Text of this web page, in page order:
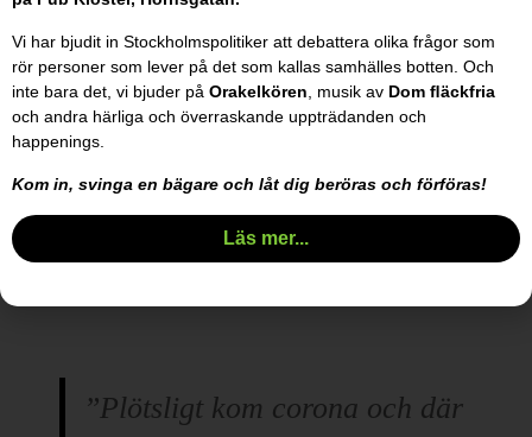
Om en allvarlig somatisk sjukdom kräver vissa
omständigheter så tas nog det på allvar och görs
utifrån dess begränsningar.
Om vad som helst utom psykisk ohälsa skall
rannsakas så vidtas nog de åtgärder som situationen
kräver.
Varför inte med mej?!?
”Plötsligt kom corona och där
Vi har bjudit in Stockholmspolitiker att debattera olika frågor som
rör personer som lever på det som kallas samhälles botten. Och
inte bara det, vi bjuder på Orakelkören , musik av Dom ﬂäckfria
och andra härliga och överraskande uppträdanden och
happenings.
Kom in, svinga en bägare och låt dig beröras och förföras!
Läs mer...